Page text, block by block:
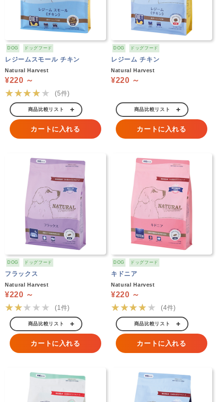
DOG ドッグフード
レジームスモール チキン
Natural Harvest
¥220 ～
★★★★★ (5件)
商品比較リスト
カートに入れる
DOG ドッグフード
レジーム チキン
Natural Harvest
¥220 ～
商品比較リスト
カートに入れる
DOG ドッグフード
フラックス
Natural Harvest
¥220 ～
★★★★★ (1件)
商品比較リスト
カートに入れる
DOG ドッグフード
キドニア
Natural Harvest
¥220 ～
★★★★★ (4件)
商品比較リスト
カートに入れる